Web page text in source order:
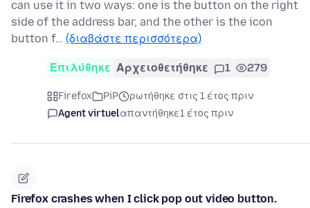
can use it in two ways: one is the button on the right
side of the address bar, and the other is the icon
button f… (διαβάστε περισσότερα)
Επιλύθηκε Αρχειοθετήθηκε 1 279
Firefox PiP
ρωτήθηκε στις 1 έτος πριν
Agent virtuelαπαντήθηκε1 έτος πριν
Firefox crashes when I click pop out video button.